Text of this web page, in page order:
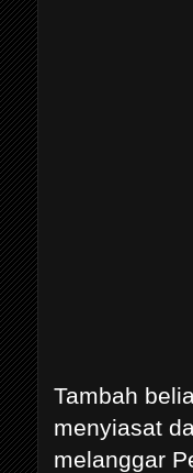
Tambah
menyiasat
melanggar